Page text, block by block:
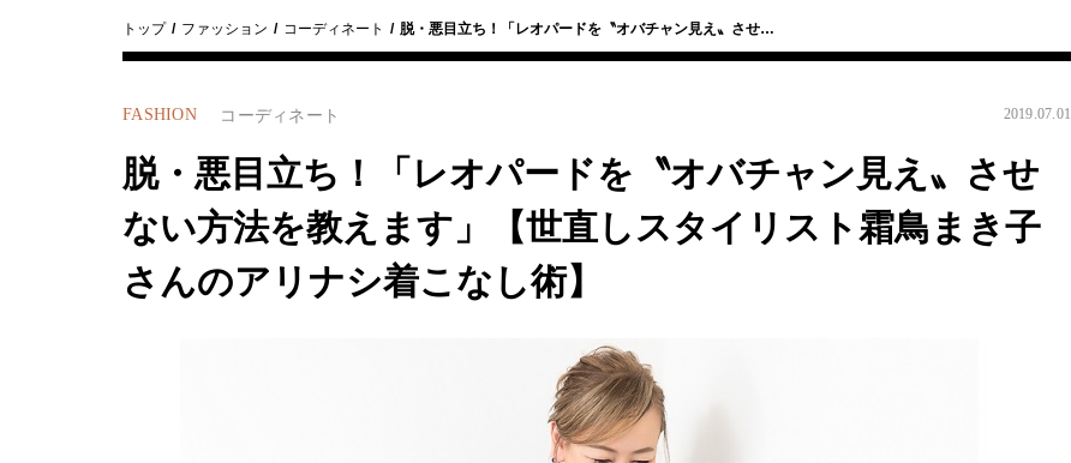
トップ ファッション コーディネート 脱・悪目立ち！「レオパードを〝オバチャン見え〟させ…
FASHION コーディネート 2019.07.01
脱・悪目立ち！「レオパードを〝オバチャン見え〟させ
ない方法を教えます」【世直しスタイリスト霜鳥まき子
さんのアリナシ着こなし術】